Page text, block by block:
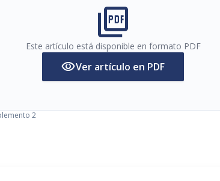
picture_as_pdf
Este artículo está disponible en formato PDF
visibilityVer artículo en PDF
2